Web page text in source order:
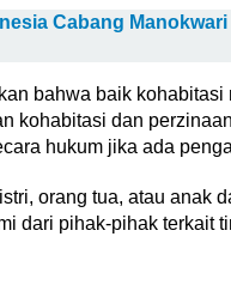
Cabang
bahwa baik
kohabitasi dan
hukum jika ada
orang tua, atau anak
dari pihak-pihak terkait